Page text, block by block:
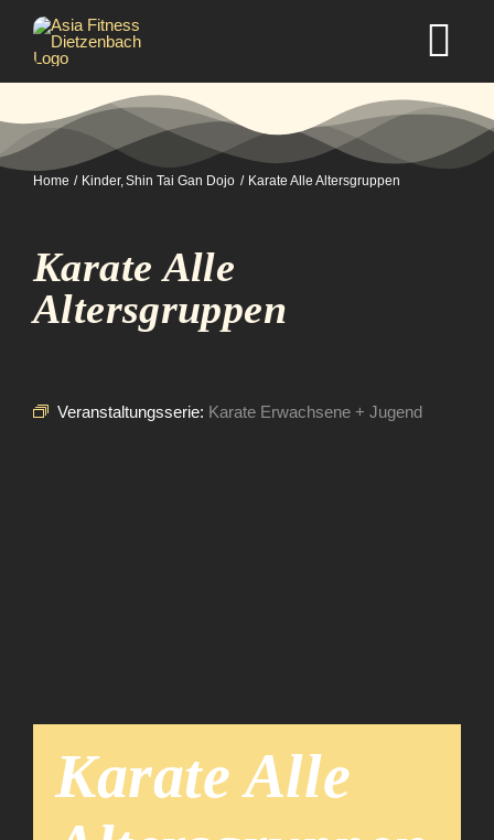
Inhalt
springen
Home Kinder Shin Tai Gan Dojo Karate Alle Altersgruppen
Karate Alle
Altersgruppen
Veranstaltungsserie: Karate Erwachsene + Jugend
Karate Alle